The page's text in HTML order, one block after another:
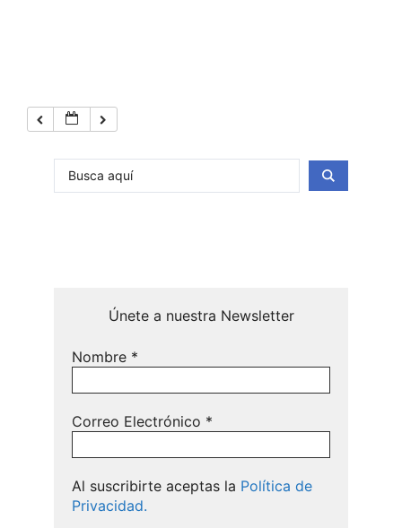
Únete a nuestra Newsletter
Nombre *
Correo Electrónico *
Al suscribirte aceptas la Política de
Privacidad.